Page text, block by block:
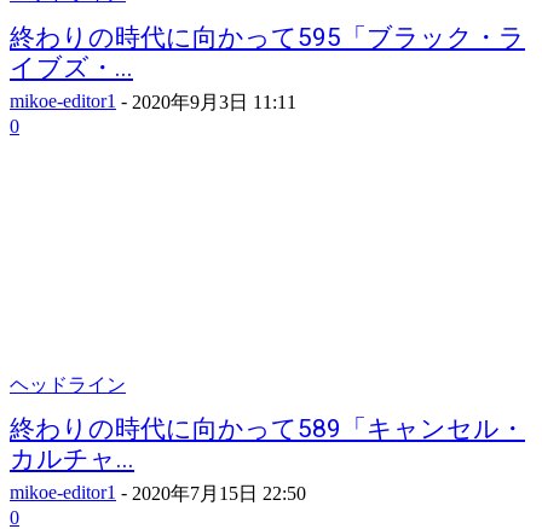
終わりの時代に向かって595「ブラック・ラ
イブズ・...
mikoe-editor1 - 2020年9月3日 11:11
0
ヘッドライン
終わりの時代に向かって589「キャンセル・
カルチャ...
mikoe-editor1 - 2020年7月15日 22:50
0